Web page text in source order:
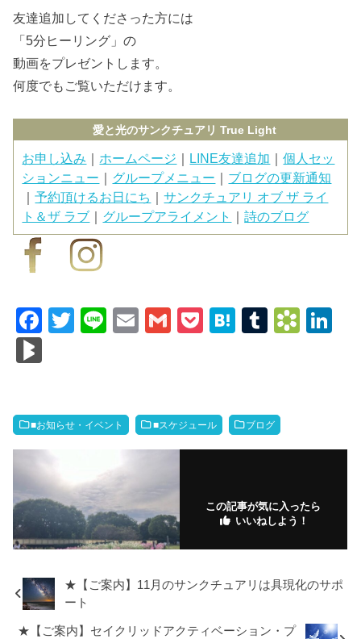
友達追加してくださった方には
「5分ヒーリング」の
動画をプレゼントします。
何度でもご覧いただけます。
愛と光のサンクチュアリ True Light
お申し込み ｜ ホームページ ｜ LINE友達追加 ｜個人セッ
ションニュー ｜ グループメニュー ｜ ブログの更新通知
｜予約頂けるお日にち ｜サンクチュアリ オブ ザ ライ
ト＆ザ ラブ ｜ グループアライメント ｜詩のブログ
F
b
o
o
k
T
Li
E
G
P
H
a
T
r
B
ar
.fr
n
M
ar
ks
■お知らせ・イベント ■スケジュール ブログ
この記事が気に入ったら
いいねしよう！
★【ご案内】11月のサンクチュアリは具現化のサポ
ート
★【ご案内】セイクリッドアクティベーション・プ